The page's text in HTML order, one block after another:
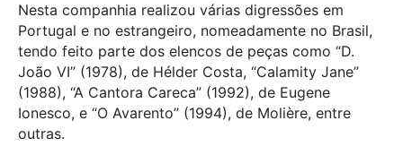
Nesta companhia realizou várias digressões em
Portugal e no estrangeiro, nomeadamente no Brasil,
tendo feito parte dos elencos de peças como “D.
João VI” (1978), de Hélder Costa, “Calamity Jane”
(1988), “A Cantora Careca” (1992), de Eugene
Ionesco, e “O Avarento” (1994), de Molière, entre
outras.